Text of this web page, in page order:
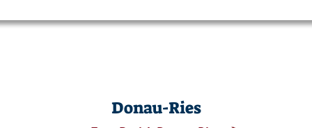
Donau-Ries